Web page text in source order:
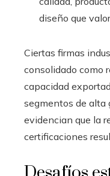
diseño que
Ciertas firmas
consolidado como
capacidad
segmentos de alta
evidencian que la
certificaciones